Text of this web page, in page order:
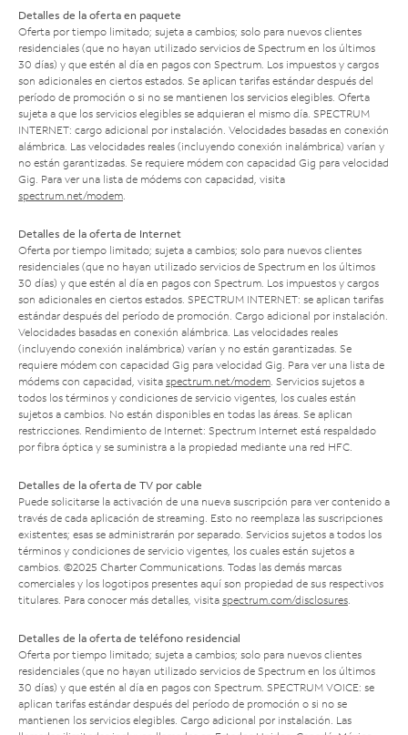
Detalles de la oferta en paquete
Oferta por tiempo limitado; sujeta a cambios; solo para nuevos clientes
residenciales (que no hayan utilizado servicios de Spectrum en los últimos
30 días) y que estén al día en pagos con Spectrum. Los impuestos y cargos
son adicionales en ciertos estados. Se aplican tarifas estándar después del
período de promoción o si no se mantienen los servicios elegibles. Oferta
sujeta a que los servicios elegibles se adquieran el mismo día. SPECTRUM
INTERNET: cargo adicional por instalación. Velocidades basadas en conexión
alámbrica. Las velocidades reales (incluyendo conexión inalámbrica) varían y
no están garantizadas. Se requiere módem con capacidad Gig para velocidad
Gig. Para ver una lista de módems con capacidad, visita
spectrum.net/modem
Detalles de la oferta de Internet
Oferta por tiempo limitado; sujeta a cambios; solo para nuevos clientes
residenciales (que no hayan utilizado servicios de Spectrum en los últimos
30 días) y que estén al día en pagos con Spectrum. Los impuestos y cargos
son adicionales en ciertos estados. SPECTRUM INTERNET: se aplican tarifas
estándar después del período de promoción. Cargo adicional por instalación.
Velocidades basadas en conexión alámbrica. Las velocidades reales
(incluyendo conexión inalámbrica) varían y no están garantizadas. Se
requiere módem con capacidad Gig para velocidad Gig. Para ver una lista de
módems con capacidad, visita spectrum.net/modem . Servicios sujetos a
todos los términos y condiciones de servicio vigentes, los cuales están
sujetos a cambios. No están disponibles en todas las áreas. Se aplican
restricciones. Rendimiento de Internet: Spectrum Internet está respaldado
por fibra óptica y se suministra a la propiedad mediante una red HFC.
Detalles de la oferta de TV por cable
Puede solicitarse la activación de una nueva suscripción para ver contenido a
través de cada aplicación de streaming. Esto no reemplaza las suscripciones
existentes; esas se administrarán por separado. Servicios sujetos a todos los
términos y condiciones de servicio vigentes, los cuales están sujetos a
cambios. ©2025 Charter Communications. Todas las demás marcas
comerciales y los logotipos presentes aquí son propiedad de sus respectivos
titulares. Para conocer más detalles, visita spectrum.com/disclosures
Detalles de la oferta de teléfono residencial
Oferta por tiempo limitado; sujeta a cambios; solo para nuevos clientes
residenciales (que no hayan utilizado servicios de Spectrum en los últimos
30 días) y que estén al día en pagos con Spectrum. SPECTRUM VOICE: se
aplican tarifas estándar después del período de promoción o si no se
mantienen los servicios elegibles. Cargo adicional por instalación. Las